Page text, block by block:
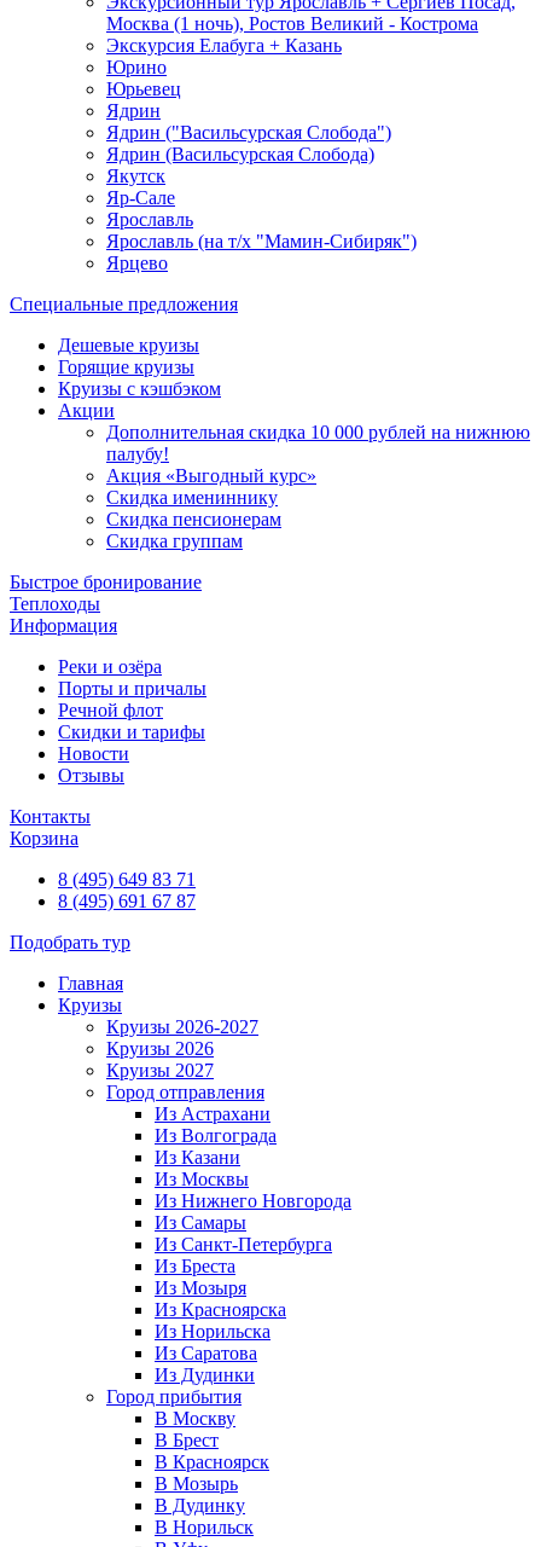
Москва (1 ночь), Ростов Великий - Кострома
Экскурсия Елабуга + Казань
Юрино
Юрьевец
Ядрин
Ядрин ("Васильсурская Слобода")
Ядрин (Васильсурская Слобода)
Якутск
Яр-Сале
Ярославль
Ярославль (на т/х "Мамин-Сибиряк")
Ярцево
Специальные предложения
Дешевые круизы
Горящие круизы
Круизы с кэшбэком
Акции
Дополнительная скидка 10 000 рублей на нижнюю
палубу!
Акция «Выгодный курс»
Скидка имениннику
Скидка пенсионерам
Скидка группам
Быстрое бронирование
Теплоходы
Информация
Реки и озёра
Порты и причалы
Речной флот
Скидки и тарифы
Новости
Отзывы
Контакты
Корзина
8 (495) 649 83 71
8 (495) 691 67 87
Подобрать тур
Главная
Круизы
Круизы 2026-2027
Круизы 2026
Круизы 2027
Город отправления
Из Астрахани
Из Волгограда
Из Казани
Из Москвы
Из Нижнего Новгорода
Из Самары
Из Санкт-Петербурга
Из Бреста
Из Мозыря
Из Красноярска
Из Норильска
Из Саратова
Из Дудинки
Город прибытия
В Москву
В Брест
В Красноярск
В Мозырь
В Дудинку
В Норильск